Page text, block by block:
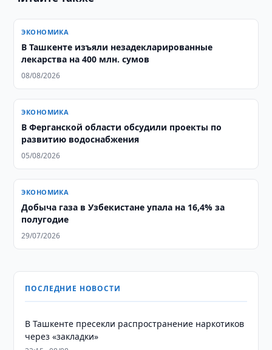
ЭКОНОМИКА
​​​​​​​В Ташкенте изъяли незадекларированные
лекарства на 400 млн. сумов
08/08/2026
ЭКОНОМИКА
В Ферганской области обсудили проекты по
развитию водоснабжения
05/08/2026
ЭКОНОМИКА
Добыча газа в Узбекистане упала на 16,4% за
полугодие
29/07/2026
ПОСЛЕДНИЕ НОВОСТИ
В Ташкенте пресекли распространение наркотиков
через «закладки»